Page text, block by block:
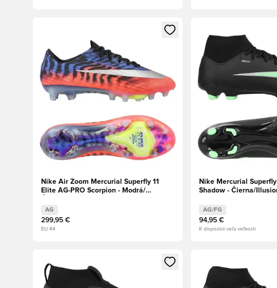
Otvorí modál na prihlásenie alebo registráciu ako člen
Nike Air Zoom Mercurial Superfly 11
Elite AG-PRO Scorpion - Modrá/
Limitovaná edícia
AG
299,95 €
EU 44
Otvorí modál na
Nike Mercurial
Shadow - Čierna/
AG/FG
94,95 €
K dispozícii veľa veľkostí
Otvorí modál na prihlásenie alebo registráciu ako členOtvorí modál na